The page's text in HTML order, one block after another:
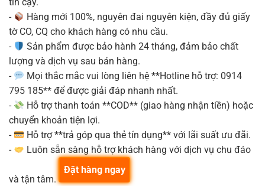
tin cậy.
-
Hàng mới 100%, nguyên đai nguyên kiện, đầy đủ giấy
tờ CO, CQ cho khách hàng có nhu cầu.
-
Sản phẩm được bảo hành 24 tháng, đảm bảo chất
lượng và dịch vụ sau bán hàng.
-
Mọi thắc mắc vui lòng liên hệ **Hotline hỗ trợ: 0914
795 185** để được giải đáp nhanh nhất.
-
Hỗ trợ thanh toán **COD** (giao hàng nhận tiền) hoặc
chuyển khoản tiện lợi.
-
Hỗ trợ **trả góp qua thẻ tín dụng** với lãi suất ưu đãi.
-
Luôn sẵn sàng hỗ trợ khách hàng với dịch vụ chu đáo
và tận tâm.
Đặt hàng ngay